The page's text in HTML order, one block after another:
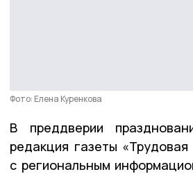
Фото: Елена Куренкова
В преддверии
редакция газеты
с региональным